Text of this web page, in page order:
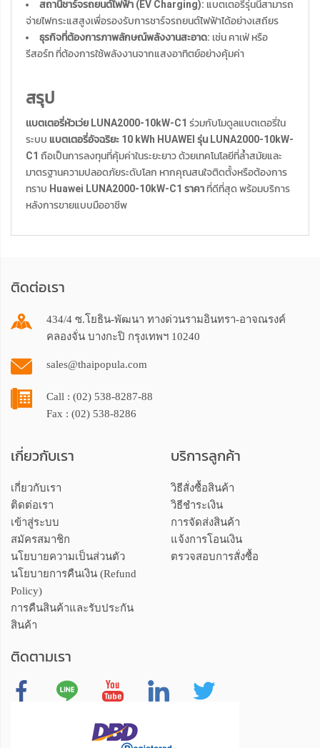
สถานีชาร์จรถยนต์ไฟฟ้า (EV Charging): แบตเตอรี่รุ่นนี้สามารถ
จ่ายไฟกระแสสูงเพื่อรองรับการชาร์จรถยนต์ไฟฟ้าได้อย่างเสถียร
ธุรกิจที่ต้องการภาพลักษณ์พลังงานสะอาด: เช่น คาเฟ่ หรือ
รีสอร์ท ที่ต้องการใช้พลังงานจากแสงอาทิตย์อย่างคุ้มค่า
สรุป
เเบตเตอรี่หัวเว่ย LUNA2000-10kW-C1 ร่วมกับโมดูลแบตเตอรี่ใน
ระบบ แบตเตอรี่อัจฉริยะ 10 kWh HUAWEI รุ่น LUNA2000-10kW-
C1 ถือเป็นการลงทุนที่คุ้มค่าในระยะยาว ด้วยเทคโนโลยีที่ล้ำสมัยและ
มาตรฐานความปลอดภัยระดับโลก หากคุณสนใจติดตั้งหรือต้องการ
ทราบ Huawei LUNA2000-10kW-C1 ราคา ที่ดีที่สุด พร้อมบริการ
หลังการขายแบบมืออาชีพ
ติดต่อเรา
434/4 ซ.โยธิน-พัฒนา ทางด่วนรามอินทรา-อาจณรงค์
คลองจั่น บางกะปิ กรุงเทพฯ 10240
sales@thaipopula.com
Call : (02) 538-8287-88
Fax : (02) 538-8286
เกี่ยวกับเรา
เกี่ยวกับเรา
ติดต่อเรา
เข้าสู่ระบบ
สมัครสมาชิก
นโยบายความเป็นส่วนตัว
นโยบายการคืนเงิน (Refund
Policy)
การคืนสินค้าและรับประกัน
สินค้า
บริการลูกค้า
วิธีสั่งซื้อสินค้า
วิธีชำระเงิน
การจัดส่งสินค้า
แจ้งการโอนเงิน
ตรวจสอบการสั่งซื้อ
ติดตามเรา